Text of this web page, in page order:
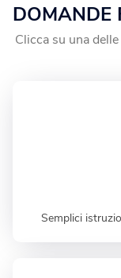
DOMANDE
Clicca su una
Semplici